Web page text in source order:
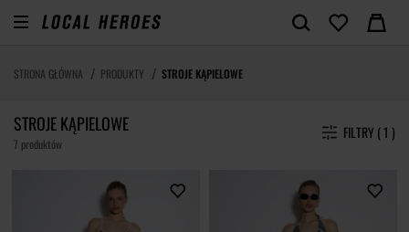
STRONA GŁÓWNA PRODUKTY STROJE KĄPIELOWE
STROJE KĄPIELOWE
7 produktów
FILTRY ( 1 )